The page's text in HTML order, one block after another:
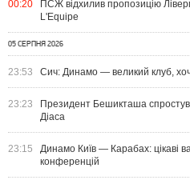
00:20
ПСЖ відхилив пропозицію
L'Equipe
05 СЕРПНЯ 2026
23:53 Сич: Динамо — великий клуб,
23:23
Президент Бешикташа
Діаса
23:15
Динамо Київ — Карабах: цікаві
конференцій